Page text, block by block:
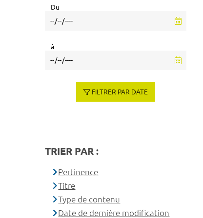
Du
à
FILTRER PAR DATE
TRIER PAR :
Pertinence
Titre
Type de contenu
Date de dernière modification